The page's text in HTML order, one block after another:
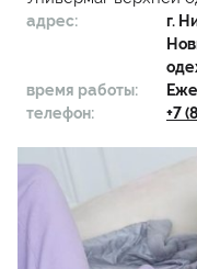
адрес: г.
время работы:
телефон:
+7